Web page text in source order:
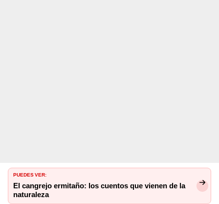
PUEDES VER:
El cangrejo ermitaño: los cuentos que vienen de la
naturaleza